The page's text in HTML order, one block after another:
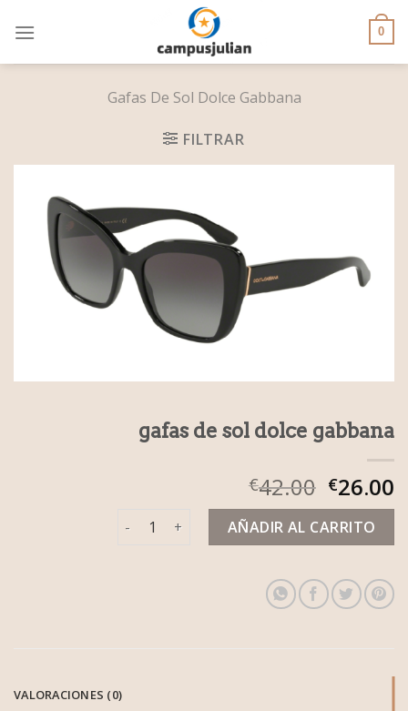
0
Gafas De Sol Dolce Gabbana
FILTRAR
gafas de sol dolce gabbana
€42.00 €26.00
gafas de sol dolce gabbana cantidad
AÑADIR AL CARRITO
VALORACIONES (0)